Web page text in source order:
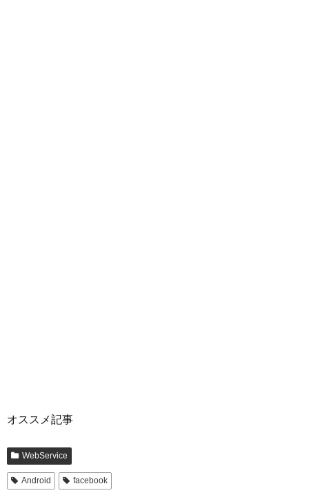
オススメ記事
WebService
Android facebook